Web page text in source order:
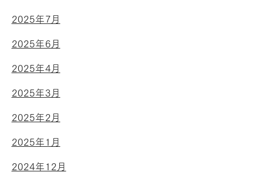
2025年7月
2025年6月
2025年4月
2025年3月
2025年2月
2025年1月
2024年12月